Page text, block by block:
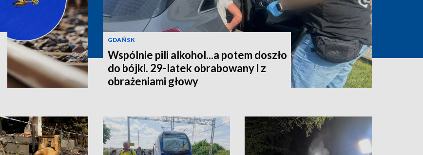
GDAŃSK
Wspólnie pili alkohol...a potem doszło
do bójki. 29-latek obrabowany i z
obrażeniami głowy